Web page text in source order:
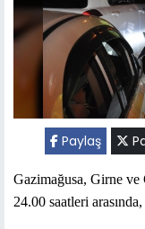
Paylaş
Gazimağusa, Girne
24.00 saatleri